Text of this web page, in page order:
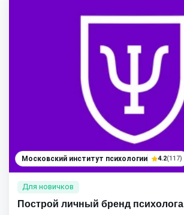
Московский институт психологии 4.2(117)
Для новичков
Построй личный бренд психолога